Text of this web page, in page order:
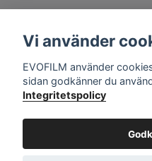
Kontakt:mejla oss. Vill du
28
© Copyright 2026 EVOFILM
and EVOBRITE® are
intellectual property rights are
logos and trademarks
Vi använder
EVOFILM använder
sidan godkänner du
Integritetspolicy